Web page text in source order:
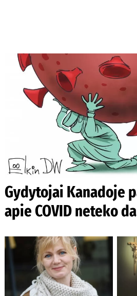
Gydytojai Kanadoje
apie COVID neteko